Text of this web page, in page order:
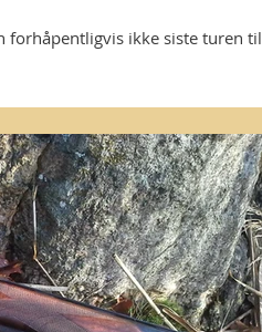
forhåpentligvis ikke siste turen til